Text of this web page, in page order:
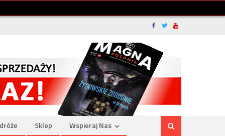
Sklep Wspieraj Nas